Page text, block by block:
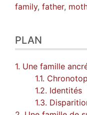
family, father,
PLAN
1. Une famille
1.1.
1.2. Identités
1.3.